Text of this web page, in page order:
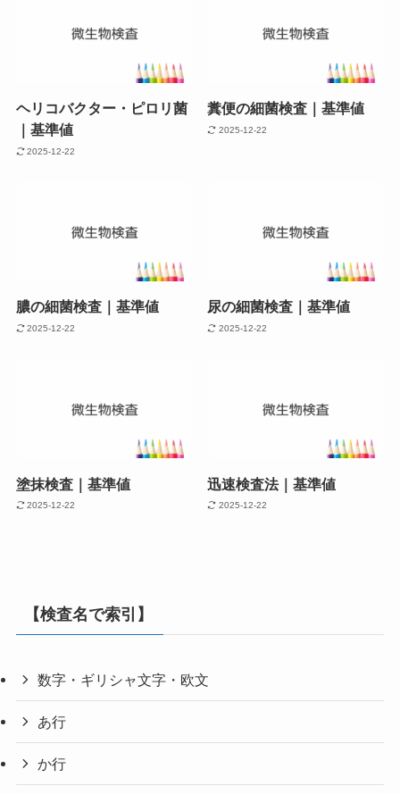
ヘリコバクター・ピロリ菌
｜基準値
2025-12-22
糞便の細菌検査｜基準値
2025-12-22
膿の細菌検査｜基準値
2025-12-22
尿の細菌検査｜基準値
2025-12-22
塗抹検査｜基準値
2025-12-22
迅速検査法｜基準値
2025-12-22
【検査名で索引】
数字・ギリシャ文字・欧文
あ行
か行